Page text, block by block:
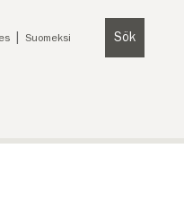
Suomeksi Sök